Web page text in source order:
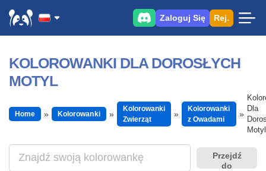
Zaloguj Się Rej.
KOLOROWANKI DLA DOROSŁYCH
MOTYL
Home Kolorowanki
Kolorowanki
Zwierząt
Kolorowanki
z Owadami
Dla
Motyl
Przejdź
do